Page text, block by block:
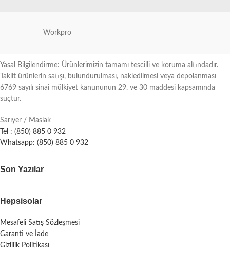
Workpro
Yasal Bilgilendirme: Ürünlerimizin tamamı tescilli ve koruma altındadır.
Taklit ürünlerin satışı, bulundurulması, nakledilmesi veya depolanması
6769 sayılı sinai mülkiyet kanununun 29. ve 30 maddesi kapsamında
suçtur.
Sarıyer / Maslak
Tel : (850) 885 0 932
Whatsapp: (850) 885 0 932
Son Yazılar
Hepsisolar
Mesafeli Satış Sözleşmesi
Garanti ve İade
Gizlilik Politikası